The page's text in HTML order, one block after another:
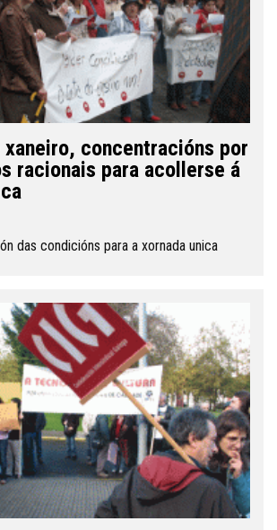
xaneiro, concentracións por
racionais para acollerse á
das condicións para a xornada unica